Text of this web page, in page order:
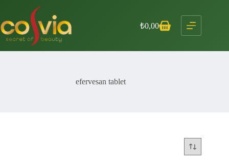
content
Shopping
₺0,00
efervesan tablet